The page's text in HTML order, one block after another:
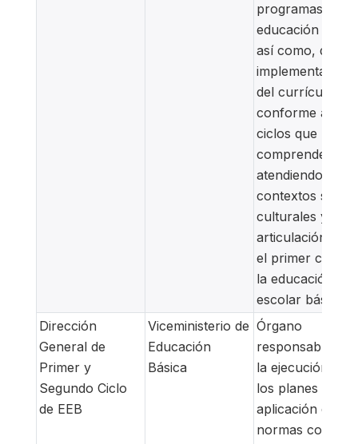
programas de
educación
así como, de la
implementación
del currículum
conforme a los
ciclos que
comprende,
atendiendo los
contextos socio-
culturales y la
articulación con
el primer ciclo
la educación
escolar básica.
Dirección
General de
Primer y
Segundo Ciclo
de EEB
Viceministerio de
Educación
Básica
Órgano
responsable de
la ejecución de
los planes y la
aplicación de
normas con